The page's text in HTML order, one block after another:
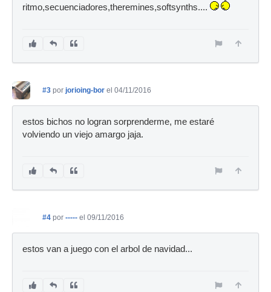
ritmo,secuenciadores,theremines,softsynths....
#3 por jorioing-bor el 04/11/2016
estos bichos no logran sorprenderme, me estaré
volviendo un viejo amargo jaja.
#4 por ----- el 09/11/2016
estos van a juego con el arbol de navidad...